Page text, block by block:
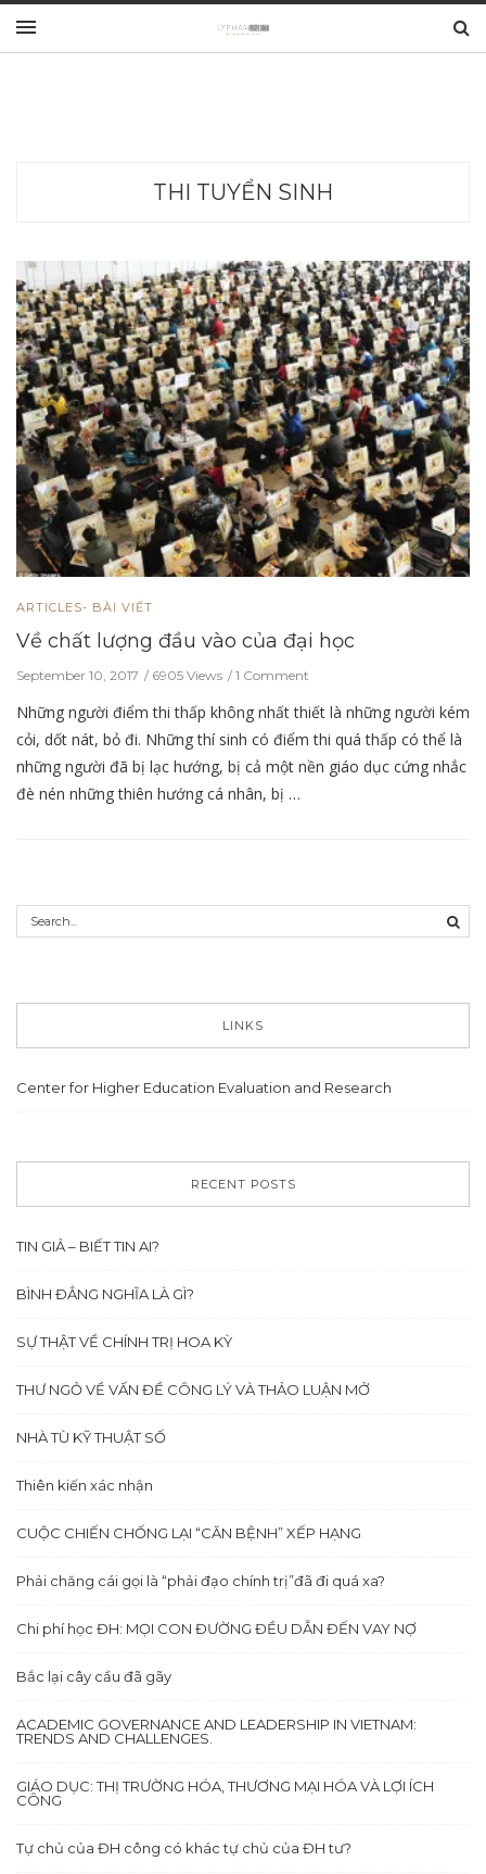
THI TUYỂN SINH
ARTICLES- BÀI VIẾT
Về chất lượng đầu vào của đại học
September 10, 2017 6905 Views 1 Comment
Những người điểm thi thấp không nhất thiết là những người kém
cỏi, dốt nát, bỏ đi. Những thí sinh có điểm thi quá thấp có thể là
những người đã bị lạc hướng, bị cả một nền giáo dục cứng nhắc
đè nén những thiên hướng cá nhân, bị …
LINKS
Center for Higher Education Evaluation and Research
RECENT POSTS
TIN GIẢ – BIẾT TIN AI?
BÌNH ĐẲNG NGHĨA LÀ GÌ?
SỰ THẬT VỀ CHÍNH TRỊ HOA KỲ
THƯ NGỎ VỀ VẤN ĐỀ CÔNG LÝ VÀ THẢO LUẬN MỞ
NHÀ TÙ KỸ THUẬT SỐ
Thiên kiến xác nhận
CUỘC CHIẾN CHỐNG LẠI “CĂN BỆNH” XẾP HẠNG
Phải chăng cái gọi là “phải đạo chính trị”đã đi quá xa?
Chi phí học ĐH: MỌI CON ĐƯỜNG ĐỀU DẪN ĐẾN VAY NỢ
Bắc lại cây cầu đã gãy
ACADEMIC GOVERNANCE AND LEADERSHIP IN VIETNAM:
TRENDS AND CHALLENGES.
GIÁO DỤC: THỊ TRƯỜNG HÓA, THƯƠNG MẠI HÓA VÀ LỢI ÍCH
CÔNG
Tự chủ của ĐH công có khác tự chủ của ĐH tư?